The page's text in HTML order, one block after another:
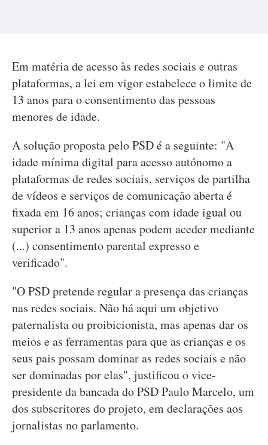
Em matéria de acesso às redes sociais e outras
plataformas, a lei em vigor estabelece o limite de
13 anos para o consentimento das pessoas
menores de idade.
A solução proposta pelo PSD é a seguinte: "A
idade mínima digital para acesso autónomo a
plataformas de redes sociais, serviços de partilha
de vídeos e serviços de comunicação aberta é
fixada em 16 anos; crianças com idade igual ou
superior a 13 anos apenas podem aceder mediante
(...) consentimento parental expresso e
verificado".
"O PSD pretende regular a presença das crianças
nas redes sociais. Não há aqui um objetivo
paternalista ou proibicionista, mas apenas dar os
meios e as ferramentas para que as crianças e os
seus pais possam dominar as redes sociais e não
ser dominadas por elas", justificou o vice-
presidente da bancada do PSD Paulo Marcelo, um
dos subscritores do projeto, em declarações aos
jornalistas no parlamento.